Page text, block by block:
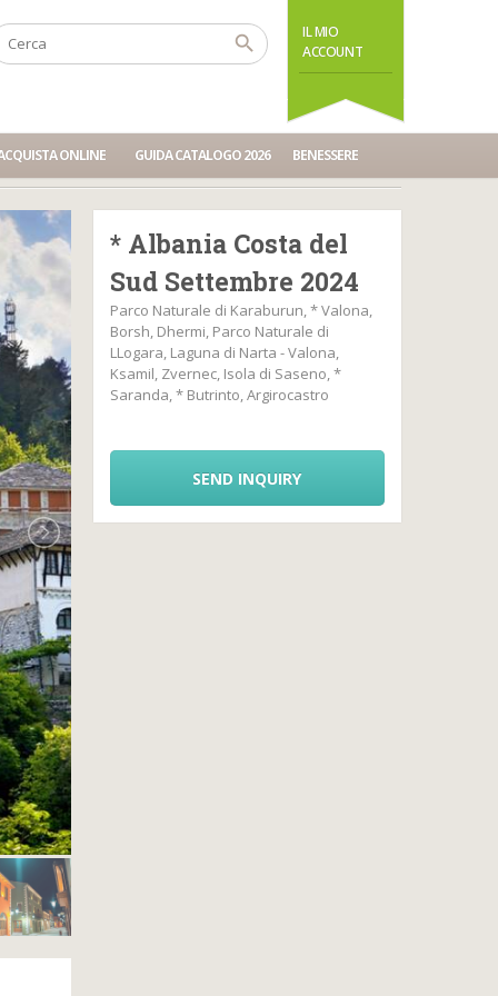
IL MIO
ACCOUNT
ONLINE GUIDA CATALOGO 2026 BENESSERE
* Albania Costa del
Sud Settembre 2024
Parco Naturale di Karaburun, * Valona,
Borsh, Dhermi, Parco Naturale di
LLogara, Laguna di Narta - Valona,
Ksamil, Zvernec, Isola di Saseno, *
Saranda, * Butrinto, Argirocastro
SEND INQUIRY